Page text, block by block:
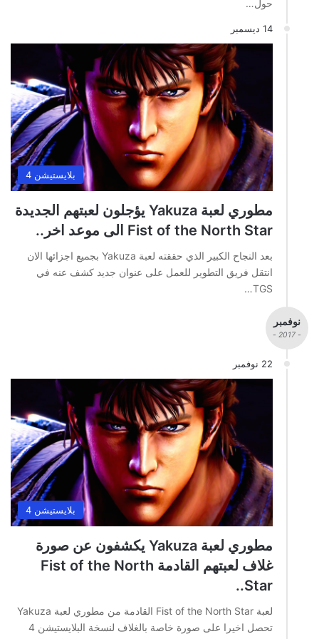
حول…
14 ديسمبر
بلايستيشن 4
مطوري لعبة Yakuza يؤجلون لعبتهم الجديدة
Fist of the North Star الى موعد اخر..
بعد النجاح الكبير الذي حققته لعبة Yakuza بجميع اجزائها الان
انتقل فريق التطوير للعمل على عنوان جديد كشف عنه في
TGS…
نوفمبر
- 2017 -
22 نوفمبر
بلايستيشن 4
مطوري لعبة Yakuza يكشفون عن صورة
غلاف لعبتهم القادمة Fist of the North
Star..
لعبة Fist of the North Star القادمة من مطوري لعبة Yakuza
تحصل اخيرا على صورة خاصة بالغلاف لنسخة البلايستيشن 4